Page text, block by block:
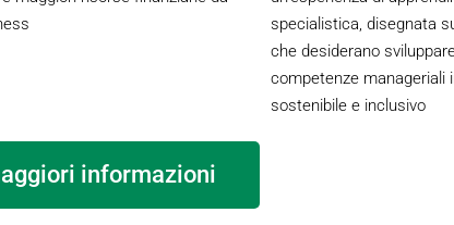
specialistica, disegnata
che desiderano
competenze manageriali
sostenibile e inclusivo
informazioni